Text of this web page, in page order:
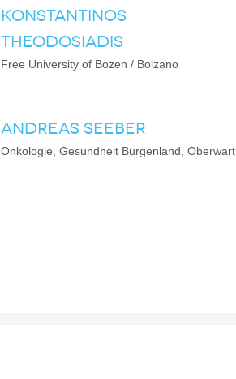
KONSTANTINOS
THEODOSIADIS
Free University of Bozen / Bolzano
ANDREAS SEEBER
Onkologie, Gesundheit Burgenland, Oberwart